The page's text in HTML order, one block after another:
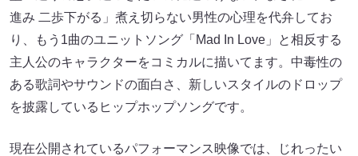
進み 二歩下がる」煮え切らない男性の心理を代弁してお
り、もう1曲のユニットソング「Mad In Love」と相反する
主人公のキャラクターをコミカルに描いてます。中毒性の
ある歌詞やサウンドの面白さ、新しいスタイルのドロップ
を披露しているヒップホップソングです。
現在公開されているパフォーマンス映像では、じれったい